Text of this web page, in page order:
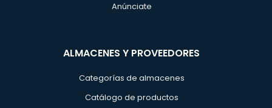
Anúnciate
ALMACENES Y PROVEEDORES
Categorías de almacenes
Catálogo de productos